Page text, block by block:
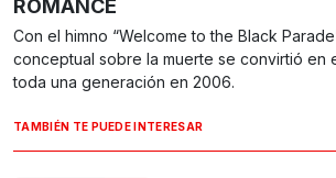
ROMANCE
Con el himno “Welcome to the Black
conceptual sobre la muerte se convirtió en
toda una generación en 2006.
TAMBIÉN TE PUEDE INTERESAR